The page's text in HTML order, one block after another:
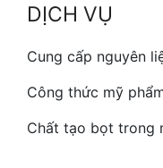
DỊCH VỤ
Cung cấp nguyên
Công thức mỹ
Chất tạo bọt trong